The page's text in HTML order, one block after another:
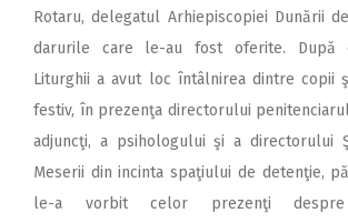
Rotaru, delegatul Arhiepiscopiei Dunării
darurile care le-au fost oferite. După
Liturghii a avut loc întâlnirea dintre copii
festiv, în prezenţa directorului
adjuncţi, a psihologului şi a directorului
Meserii din incinta spaţiului de detenţie,
le-a vorbit celor prezenţi despre